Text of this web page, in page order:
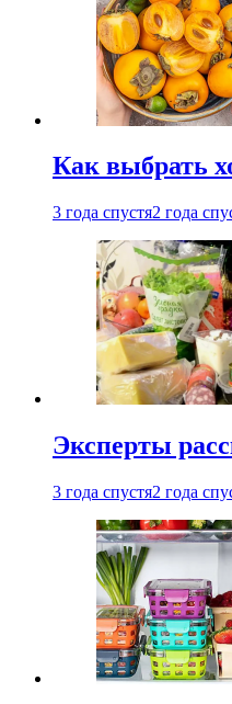
Как выбрать
3 года спустя2 года
Эксперты
3 года спустя2 года